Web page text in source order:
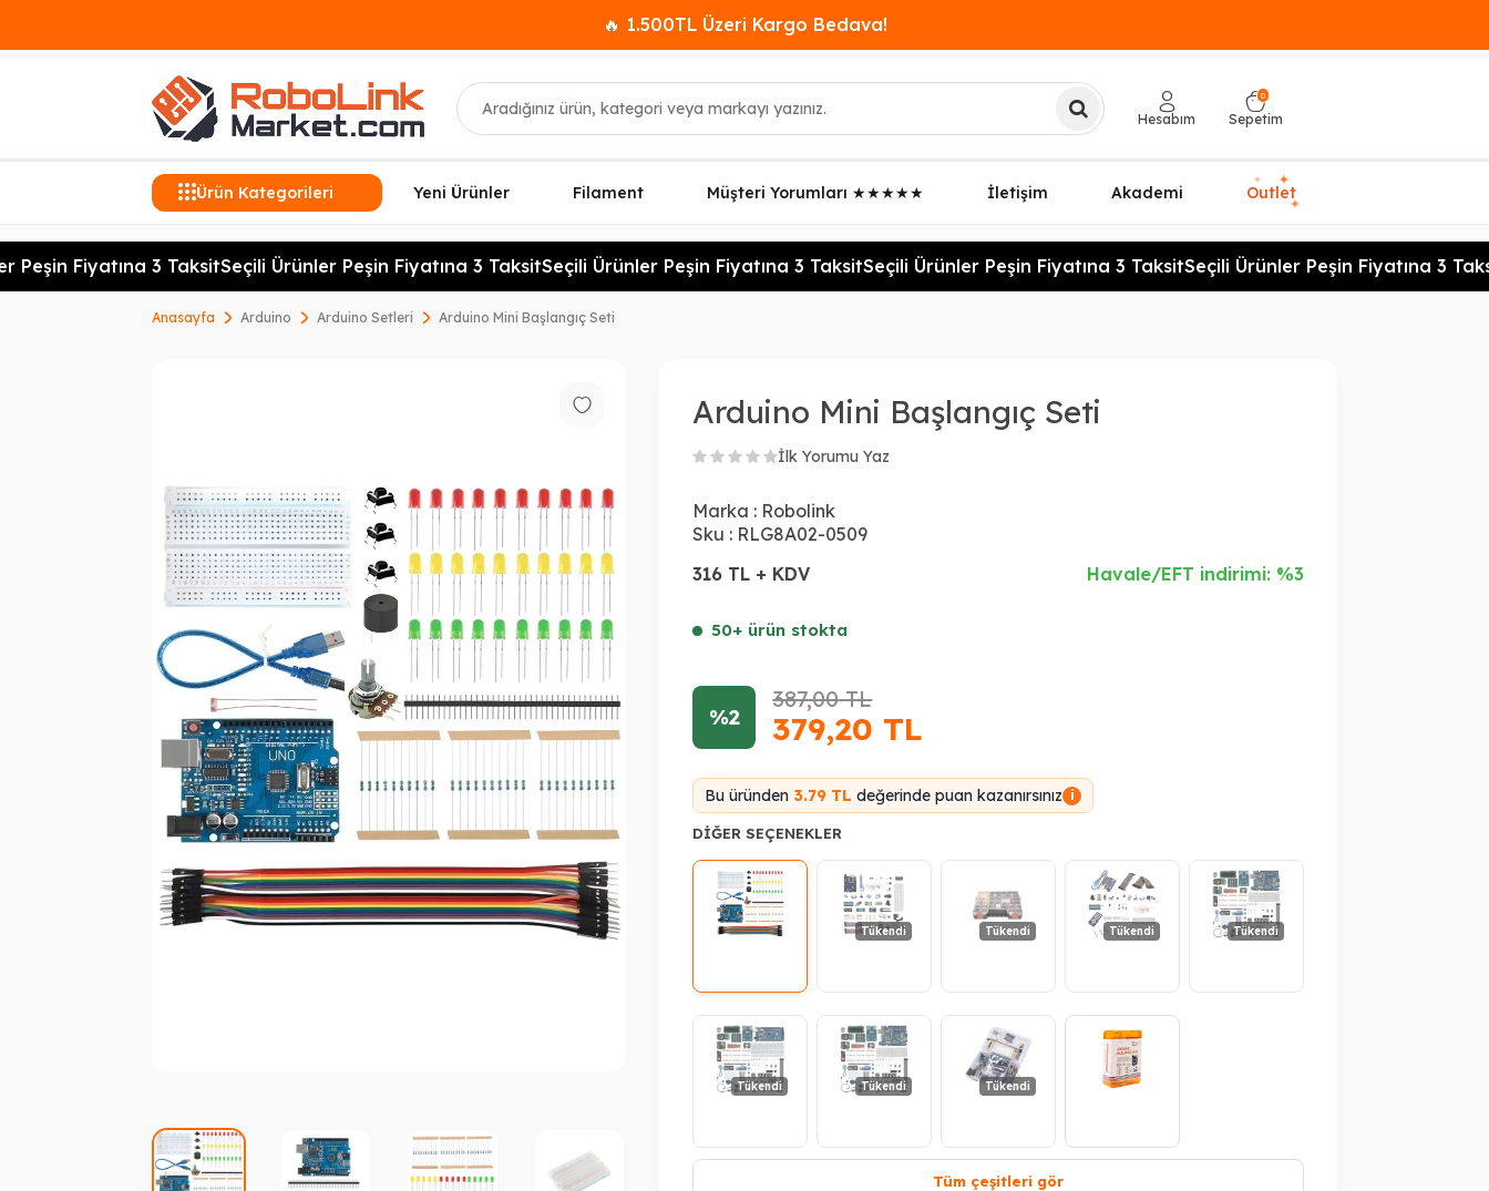
🔥 1.500TL Üzeri Kargo Bedava!
Ara
Hesabım
0
Sepetim
Ürün Kategorileri Yeni Ürünler Filament Müşteri Yorumları ★★★★★ İletişim Akademi Outlet
✦ ✦
✦
Fiyatına 3 TaksitSeçili Ürünler Peşin Fiyatına 3 TaksitSeçili Ürünler Peşin Fiyatına 3 TaksitSeçili Ürünler Peşin Fiyatına 3 TaksitSeçili Ürünler Peşin Fiyatına 3 Taksit
Anasayfa Arduino Arduino Setleri Arduino Mini Başlangıç Seti
Arduino Mini Başlangıç Seti
İlk Yorumu Yaz
Marka : Robolink
Sku : RLG8A02-0509
316 TL + KDV
Havale/EFT indirimi: %3
50+ ürün stokta
%2
387,00TL
379,20 TL
Bu üründen 3.79 TL değerinde puan kazanırsınız i
DIĞER SEÇENEKLER
Tükendi Tükendi Tükendi Tükendi
Tükendi Tükendi Tükendi
Tüm çeşitleri gör